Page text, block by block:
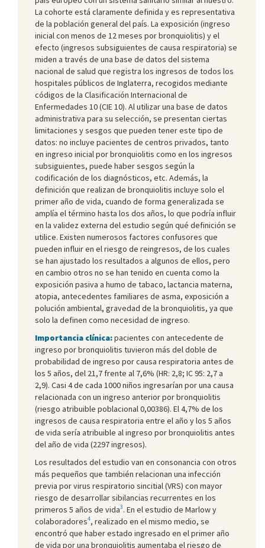
La cohorte está claramente definida y es representativa
de la población general del país. La exposición (ingreso
inicial con menos de 12 meses por bronquiolitis) y el
efecto (ingresos subsiguientes de causa respiratoria) se
miden a través de una base de datos del sistema
nacional de salud que registra los ingresos de todos los
hospitales públicos de Inglaterra, recogidos mediante
códigos de la Clasificación Internacional de
Enfermedades 10 (CIE 10). Al utilizar una base de datos
administrativa para su selección, se presentan ciertas
limitaciones y sesgos que pueden tener este tipo de
datos: no incluye pacientes de centros privados, tanto
en ingreso inicial por bronquiolitis como en los ingresos
subsiguientes, puede haber sesgos según la
codificación de los diagnósticos, etc. Además, la
definición que realizan de bronquiolitis incluye solo el
primer año de vida, cuando de forma generalizada se
amplía el término hasta los dos años, lo que podría influir
en la validez externa del estudio según qué definición se
utilice. Existen numerosos factores confusores que
pueden influir en el riesgo de reingresos, de los cuales
se han ajustado los resultados a algunos de ellos, pero
en cambio otros no se han tenido en cuenta como la
exposición pasiva a humo de tabaco, lactancia materna,
atopia, antecedentes familiares de asma, exposición a
polución ambiental, gravedad de la bronquiolitis, ya que
solo la definen como necesidad de ingreso.
Importancia clínica:pacientes con antecedente de
ingreso por bronquiolitis tuvieron más del doble de
probabilidad de ingreso por causa respiratoria antes de
los 5 años, del 21,7 frente al 7,6% (HR: 2,8; IC 95: 2,7 a
2,9). Casi 4 de cada 1000 niños ingresarían por una causa
relacionada con un ingreso anterior por bronquiolitis
(riesgo atribuible poblacional 0,00386). El 4,7% de los
ingresos de causa respiratoria entre el año y los 5 años
de vida sería atribuible al ingreso por bronquiolitis antes
del año de vida (2297 ingresos).
Los resultados del estudio van en consonancia con otros
más pequeños que también relacionan una infección
previa por virus respiratorio sincitial (VRS) con mayor
riesgo de desarrollar sibilancias recurrentes en los
primeros 5 años de vida3. En el estudio de Marlow y
colaboradores4, realizado en el mismo medio, se
encontró que haber estado ingresado en el primer año
de vida por una bronquiolitis aumentaba el riesgo de